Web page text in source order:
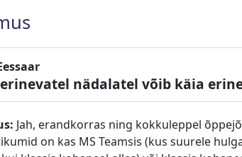
nädalatel võib käia
Jah, erandkorras ning kokkuleppel
on kas MS Teamsis (kus suurele